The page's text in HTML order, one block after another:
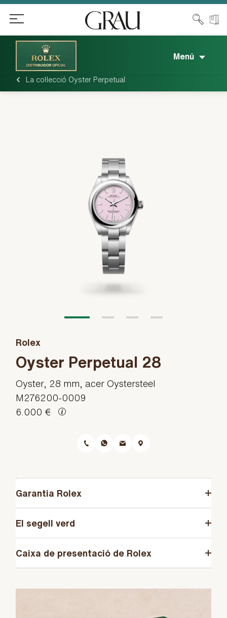
Menú
La col·lecció Oyster Perpetual
Rolex
Oyster Perpetual 28
Oyster, 28 mm, acer Oystersteel
M276200-0009
6.000 €
Garantia Rolex
El segell verd
Caixa de presentació de Rolex